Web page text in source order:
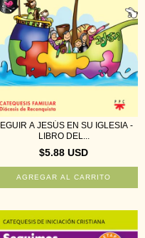
A JESÚS EN SU IGLESIA -
LIBRO DEL...
$5.88 USD